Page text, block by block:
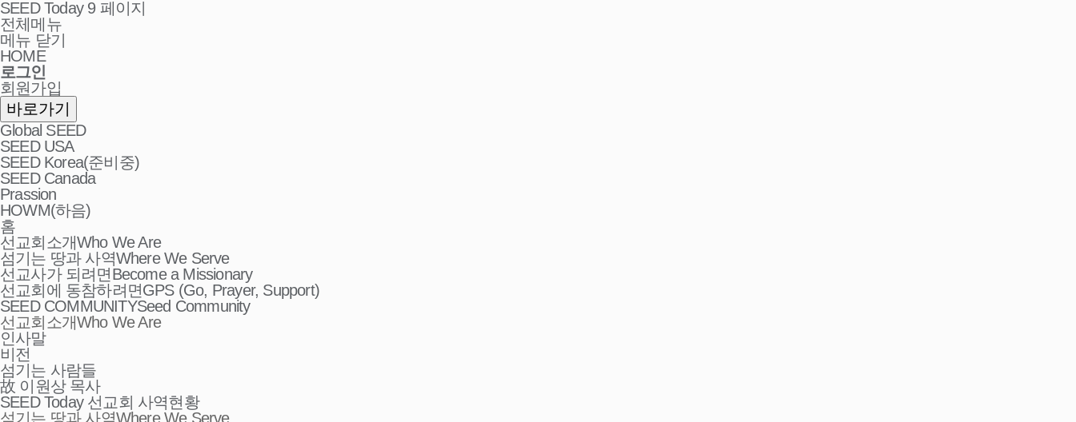
SEED Today 9 페이지
전체메뉴
메뉴 닫기
HOME
로그인
회원가입
바로가기
Global SEED
SEED USA
SEED Korea(준비중)
SEED Canada
Prassion
HOWM(하음)
홈
선교회소개Who We Are
섬기는 땅과 사역Where We Serve
선교사가 되려면 Become a Missionary
선교회에 동참하려면GPS (Go, Prayer, Support)
SEED COMMUNITYSeed Community
선교회소개Who We Are
인사말
비전
섬기는 사람들
故 이원상 목사
SEED Today 선교회 사역현황
섬기는 땅과 사역Where We Serve